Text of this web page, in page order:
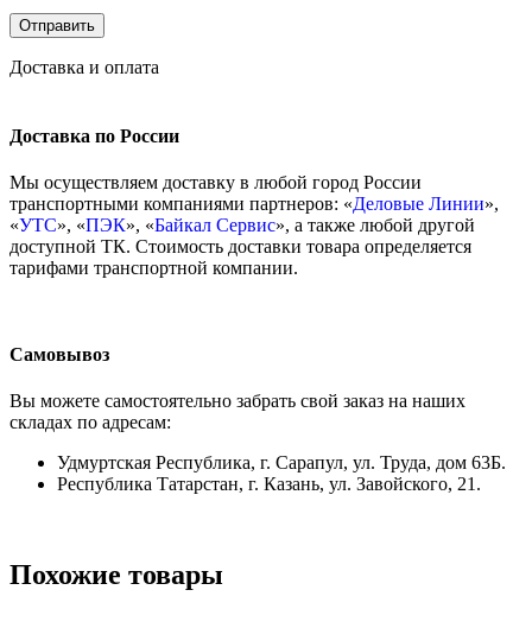
Доставка и оплата
Доставка по России
Мы осуществляем доставку в любой город России
транспортными компаниями партнеров: «Деловые Линии»,
«УТС», «ПЭК», «Байкал Сервис», а также любой другой
доступной ТК. Стоимость доставки товара определяется
тарифами транспортной компании.
Самовывоз
Вы можете самостоятельно забрать свой заказ на наших
складах по адресам:
Удмуртская Республика, г. Сарапул, ул. Труда, дом 63Б.
Республика Татарстан, г. Казань, ул. Завойского, 21.
Похожие товары